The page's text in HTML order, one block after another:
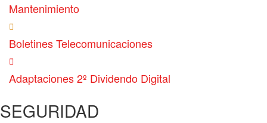
Mantenimiento
Boletines Telecomunicaciones
Adaptaciones 2º Dividendo Digital
SEGURIDAD